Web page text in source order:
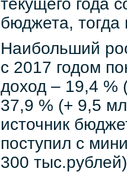
бюджета, тогда
Наибольший
с 2017 годом
доход – 19,4 %
37,9 % (+ 9,5
источник
поступил с
300